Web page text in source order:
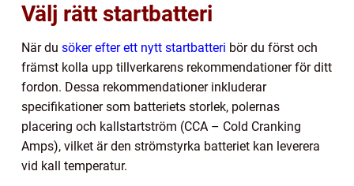
Välj rätt startbatteri
När du söker efter ett nytt startbatteri bör du först och
främst kolla upp tillverkarens rekommendationer för ditt
fordon. Dessa rekommendationer inkluderar
specifikationer som batteriets storlek, polernas
placering och kallstartström (CCA – Cold Cranking
Amps), vilket är den strömstyrka batteriet kan leverera
vid kall temperatur.